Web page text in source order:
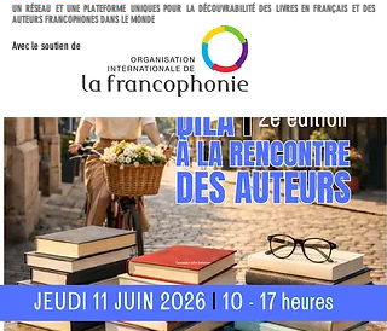
UN RÉSEAU ET UNE PLATEFORME UNIQUES POUR LA DÉCOUVRABILITÉ DES LIVRES EN FRANÇAIS ET DES
AUTEURS FRANCOPHONES DANS LE MONDE
Avec le soutien de